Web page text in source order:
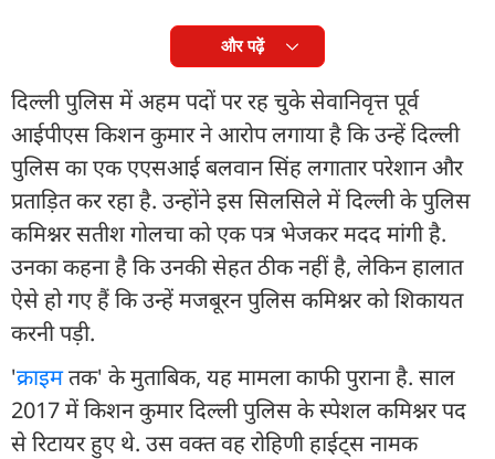
और पढ़ें
दिल्ली पुलिस में अहम पदों पर रह चुके सेवानिवृत्त पूर्व
आईपीएस किशन कुमार ने आरोप लगाया है कि उन्हें दिल्ली
पुलिस का एक एएसआई बलवान सिंह लगातार परेशान और
प्रताड़ित कर रहा है. उन्होंने इस सिलसिले में दिल्ली के पुलिस
कमिश्नर सतीश गोलचा को एक पत्र भेजकर मदद मांगी है.
उनका कहना है कि उनकी सेहत ठीक नहीं है, लेकिन हालात
ऐसे हो गए हैं कि उन्हें मजबूरन पुलिस कमिश्नर को शिकायत
करनी पड़ी.
'क्राइमतक' के मुताबिक, यह मामला काफी पुराना है. साल
2017 में किशन कुमार दिल्ली पुलिस के स्पेशल कमिश्नर पद
से रिटायर हुए थे. उस वक्त वह रोहिणी हाईट्स नामक